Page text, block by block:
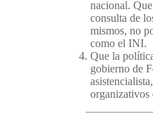
nacional.
consulta de
mismos, no
como el INI.
Que la
gobierno de
organizativos